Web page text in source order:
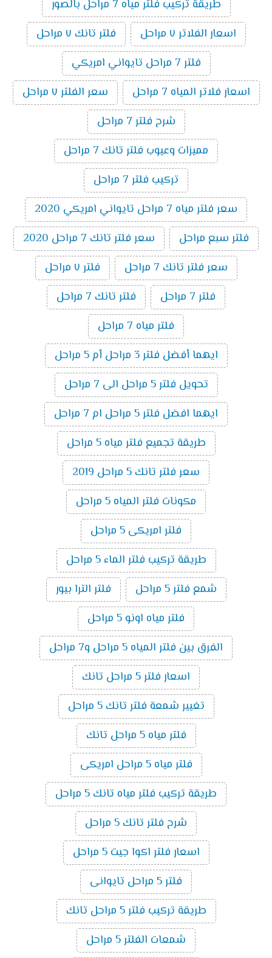
طريقة تركيب فلتر مياه 7 مراحل بالصور
اسعار الفلاتر ٧ مراحل
فلتر تانك ٧ مراحل
فلتر 7 مراحل تايواني امريكي
اسعار فلاتر المياه 7 مراحل
سعر الفلتر ٧ مراحل
شرح فلتر 7 مراحل
مميزات وعيوب فلتر تانك 7 مراحل
تركيب فلتر 7 مراحل
سعر فلتر مياه 7 مراحل تايواني امريكي 2020
فلتر سبع مراحل
سعر فلتر تانك 7 مراحل 2020
سعر فلتر تانك 7 مراحل
فلتر ٧ مراحل
فلتر 7 مراحل
فلتر تانك 7 مراحل
فلتر مياه 7 مراحل
ايهما أفضل فلتر 3 مراحل أم 5 مراحل
تحويل فلتر 5 مراحل الى 7 مراحل
ايهما افضل فلتر 5 مراحل ام 7 مراحل
طريقة تجميع فلتر مياه 5 مراحل
سعر فلتر تانك 5 مراحل 2019
مكونات فلتر المياه 5 مراحل
فلتر امريكى 5 مراحل
طريقة تركيب فلتر الماء 5 مراحل
شمع فلتر 5 مراحل
فلتر الترا بيور
فلتر مياه اونو 5 مراحل
الفرق بين فلتر المياه 5 مراحل و7 مراحل
اسعار فلتر 5 مراحل تانك
تغيير شمعة فلتر تانك 5 مراحل
فلتر مياه 5 مراحل تانك
فلتر مياه 5 مراحل امريكى
طريقة تركيب فلتر مياه تانك 5 مراحل
شرح فلتر تانك 5 مراحل
اسعار فلتر اكوا جيت 5 مراحل
فلتر 5 مراحل تايوانى
طريقة تركيب فلتر 5 مراحل تانك
شمعات الفلتر 5 مراحل